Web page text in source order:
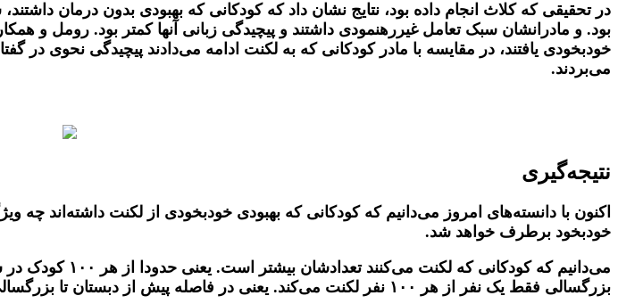
در تحقیقی که کلاث انجام داده بود، نتایج نشان داد که کودکانی که بهبودی بدون
خودبخودی یافتند، در مقایسه با مادر کودکانی که به لکنت ادامه می‌دادند پیچیدگی نحوی
می‌بردند.
نتیجه‌گیری
اکنون با دانسته‌های امروز می‌دانیم که کودکانی که بهبودی خودبخودی از لکنت داشته‌اند چه
خودبخود برطرف خواهد شد.
بزرگسالی فقط یک نفر از هر ۱۰۰ نفر لکنت می‌کند. یعنی در فاصله پیش از دبستان تا بزرگسالی تعداد زیادی لکنتشان برطرف شده است.